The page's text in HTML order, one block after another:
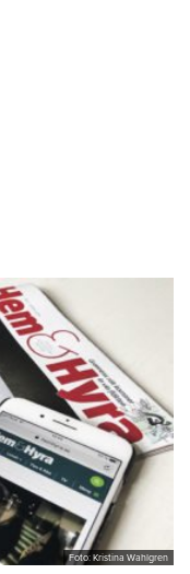
Foto: Kristina Wahlgren